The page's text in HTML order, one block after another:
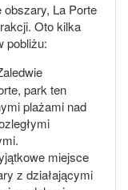
La Porte
Oto kilka
pobliżu:
park ten
plażami nad
miejsce
z działającymi